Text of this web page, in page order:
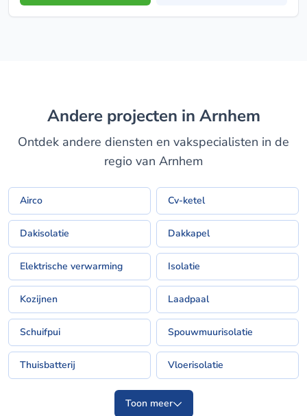
Andere projecten in Arnhem
Ontdek andere diensten en vakspecialisten in de
regio van Arnhem
Airco Cv-ketel
Dakisolatie Dakkapel
Elektrische verwarming Isolatie
Kozijnen Laadpaal
Schuifpui Spouwmuurisolatie
Thuisbatterij Vloerisolatie
Toon meer